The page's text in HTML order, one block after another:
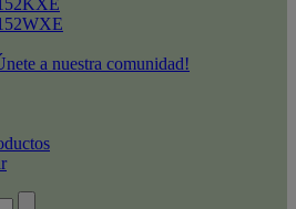
a nuestra comunidad!